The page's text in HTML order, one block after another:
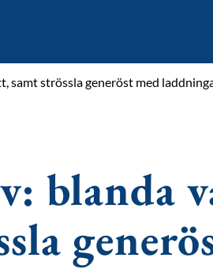
samt strössla generöst med
blanda